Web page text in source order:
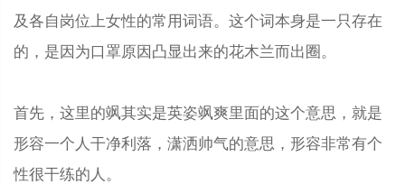
及各自岗位上女性的常用词语。这个词本身是一只存在
的，是因为口罩原因凸显出来的花木兰而出圈。
首先，这里的飒其实是英姿飒爽里面的这个意思，就是
形容一个人干净利落，潇洒帅气的意思，形容非常有个
性很干练的人。